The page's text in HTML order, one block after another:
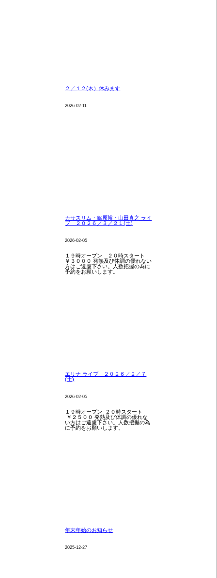
２／１２(木）休みます
2026-02-11
カサスリム・篠原裕・山田直之 ライ
ブ ２０２６／３／２１(土)
2026-02-05
１９時オープン ２０時スタート
￥３０００ 発熱及び体調の優れない
方はご遠慮下さい。人数把握の為に
予約をお願いします。
エリナ ライブ ２０２６／２／７
(土)
2026-02-05
１９時オープン ２０時スタート
￥２５００ 発熱及び体調の優れな
い方はご遠慮下さい。人数把握の為
に予約をお願いします。
年末年始のお知らせ
2025-12-27